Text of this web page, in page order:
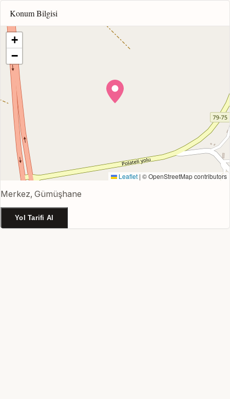
Konum Bilgisi
+
−
Leaflet | © OpenStreetMap contributors
Merkez, Gümüşhane
Yol Tarifi Al